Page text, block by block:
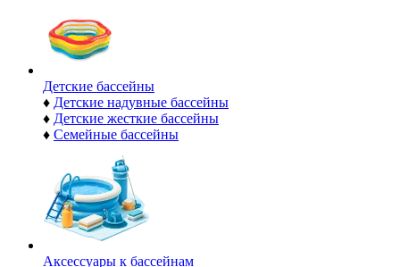
Детские бассейны
♦ Детские надувные бассейны
♦ Детские жесткие бассейны
♦ Семейные бассейны
Аксессуары к бассейнам